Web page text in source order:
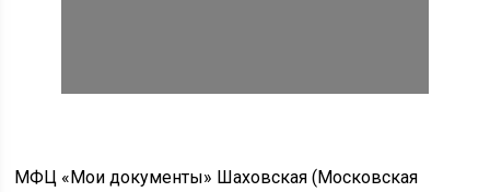
МФЦ «Мои документы» Шаховская (Московская